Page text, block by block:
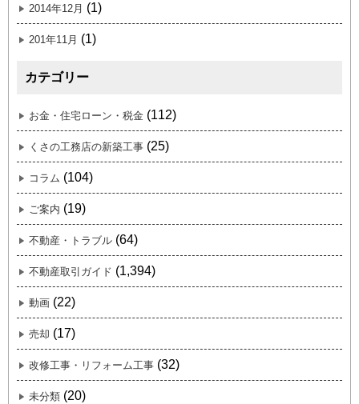
2014年12月 (1)
201年11月 (1)
カテゴリー
お金・住宅ローン・税金 (112)
くさの工務店の新築工事 (25)
コラム (104)
ご案内 (19)
不動産・トラブル (64)
不動産取引ガイド (1,394)
動画 (22)
売却 (17)
改修工事・リフォーム工事 (32)
未分類 (20)